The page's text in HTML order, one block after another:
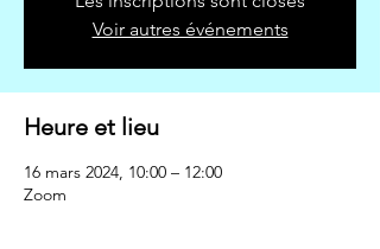
Voir autres événements
Heure et lieu
16 mars 2024, 10:00 – 12:00
Zoom